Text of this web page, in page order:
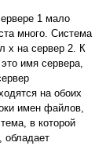
1 мало
много. Система
x на сервер 2. К
имя сервера,
на обоих
имен файлов,
в которой
обладает